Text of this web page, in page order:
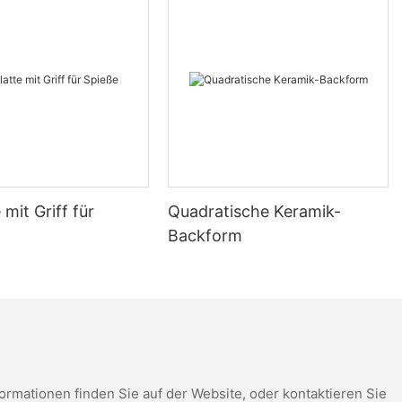
mit Griff für
Quadratische Keramik-
Backform
finden Sie auf der Website, oder kontaktieren Sie